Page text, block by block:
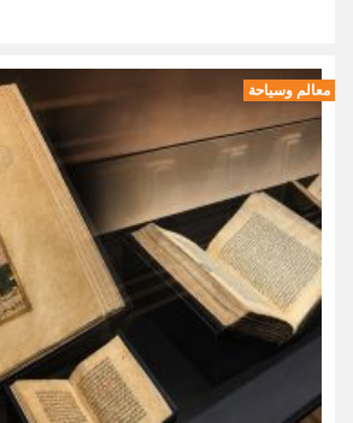
معالم وسياحة